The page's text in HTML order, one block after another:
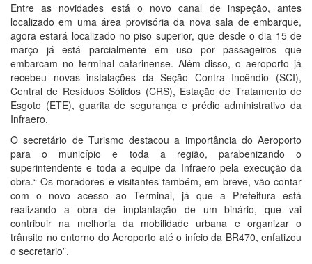
Entre as novidades está o novo canal de inspeção, antes
localizado em uma área provisória da nova sala de embarque,
agora estará localizado no piso superior, que desde o dia 15 de
março já está parcialmente em uso por passageiros que
embarcam no terminal catarinense. Além disso, o aeroporto já
recebeu novas instalações da Seção Contra Incêndio (SCI),
Central de Resíduos Sólidos (CRS), Estação de Tratamento de
Esgoto (ETE), guarita de segurança e prédio administrativo da
Infraero.
O secretário de Turismo destacou a importância do Aeroporto
para o município e toda a região, parabenizando o
superintendente e toda a equipe da Infraero pela execução da
obra.“ Os moradores e visitantes também, em breve, vão contar
com o novo acesso ao Terminal, já que a Prefeitura está
realizando a obra de implantação de um binário, que vai
contribuir na melhoria da mobilidade urbana e organizar o
trânsito no entorno do Aeroporto até o início da BR470, enfatizou
o secretario”.